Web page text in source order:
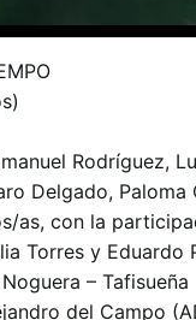
Rodríguez,
Delgado,
as, con la
Torres y Eduardo
– Tafisueña
del Campo